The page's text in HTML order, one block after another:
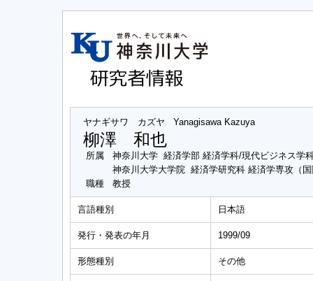
ヤナギサワ カズヤ Yanagisawa Kazuya
柳澤 和也
所属
神奈川大学 経済学部 経済学科/現代ビジネス学
神奈川大学大学院 経済学研究科 経済学専攻（
職種
教授
言語種別 日本語
発行・発表の年月 1999/09
形態種別 その他